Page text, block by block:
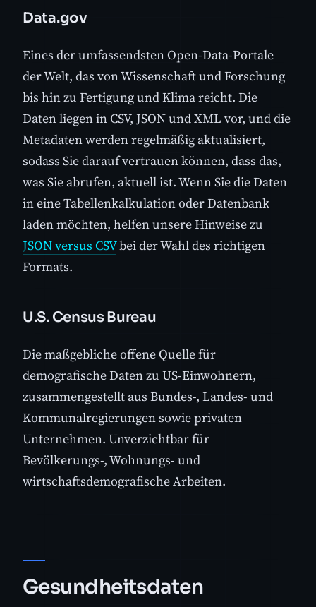
Data.gov
Eines der umfassendsten Open-Data-Portale
der Welt, das von Wissenschaft und Forschung
bis hin zu Fertigung und Klima reicht. Die
Daten liegen in CSV, JSON und XML vor, und die
Metadaten werden regelmäßig aktualisiert,
sodass Sie darauf vertrauen können, dass das,
was Sie abrufen, aktuell ist. Wenn Sie die Daten
in eine Tabellenkalkulation oder Datenbank
laden möchten, helfen unsere Hinweise zu
JSON versus CSVbei der Wahl des richtigen
Formats.
U.S. Census Bureau
Die maßgebliche offene Quelle für
demografische Daten zu US-Einwohnern,
zusammengestellt aus Bundes-, Landes- und
Kommunalregierungen sowie privaten
Unternehmen. Unverzichtbar für
Bevölkerungs-, Wohnungs- und
wirtschaftsdemografische Arbeiten.
Gesundheitsdaten